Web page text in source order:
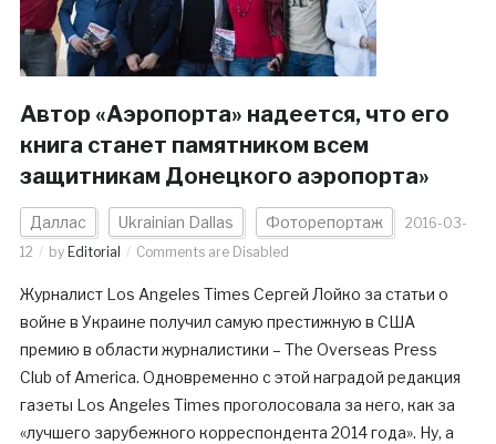
Автор «Аэропорта» надеется, что его
книга станет памятником всем
защитникам Донецкого аэропорта»
Даллас Ukrainian Dallas Фоторепортаж
2016-03-
12
by Editorial Comments are Disabled
Журналист Los Angeles Times Сергей Лойко за статьи о
войне в Украине получил самую престижную в США
премию в области журналистики – The Overseas Press
Club of America. Одновременно с этой наградой редакция
газеты Los Angeles Times проголосовала за него, как за
«лучшего зарубежного корреспондента 2014 года». Ну, а